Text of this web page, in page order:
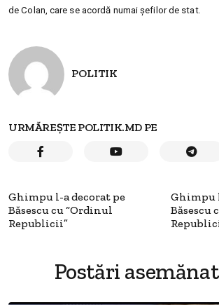
de Colan, care se acordă numai şefilor de stat.
POLITIK
URMĂREȘTE POLITIK.MD PE
Ghimpu l-a decorat pe
Băsescu cu “Ordinul
Republicii”
Ghimpu
Băsescu
Postări